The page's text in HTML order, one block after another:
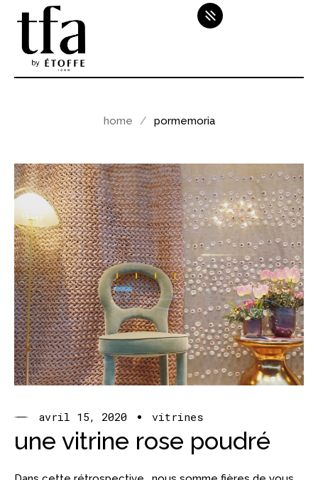
home pormemoria
avril 15, 2020 vitrines
une vitrine rose poudré